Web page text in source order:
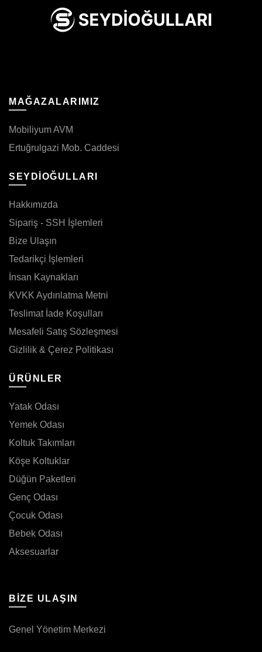
MAĞAZALARIMIZ
Mobiliyum AVM
Ertuğrulgazi Mob. Caddesi
SEYDİOĞULLARI
Hakkımızda
Sipariş - SSH İşlemleri
Bize Ulaşın
Tedarikçi İşlemleri
İnsan Kaynakları
KVKK Aydınlatma Metni
Teslimat İade Koşulları
Mesafeli Satış Sözleşmesi
Gizlilik & Çerez Politikası
ÜRÜNLER
Yatak Odası
Yemek Odası
Koltuk Takımları
Köşe Koltuklar
Düğün Paketleri
Genç Odası
Çocuk Odası
Bebek Odası
Aksesuarlar
BIZE ULAŞIN
Genel Yönetim Merkezi